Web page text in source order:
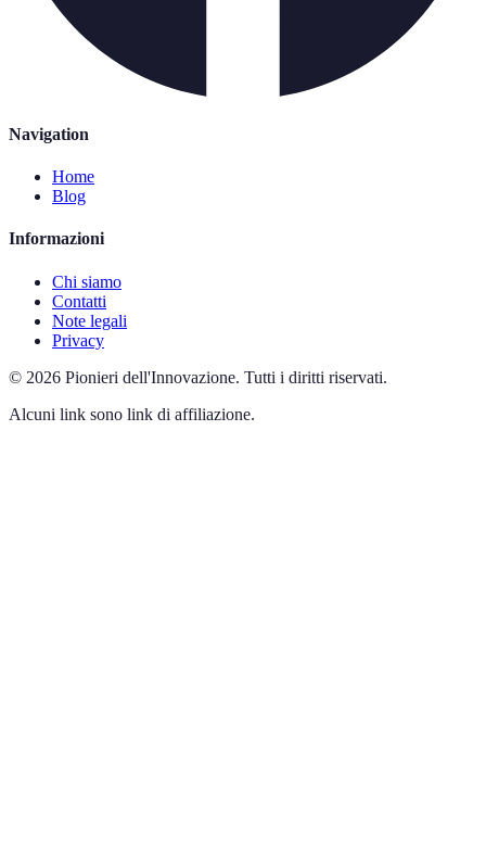
Navigation
Home
Blog
Informazioni
Chi siamo
Contatti
Note legali
Privacy
© 2026 Pionieri dell'Innovazione. Tutti i diritti riservati.
Alcuni link sono link di affiliazione.